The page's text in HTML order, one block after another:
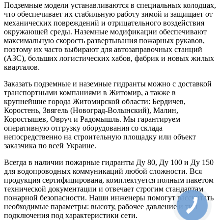
Подземные модели устанавливаются в специальных колодцах,
что обеспечивает их стабильную работу зимой и защищает от
механических повреждений и отрицательного воздействия
окружающей среды. Наземные модификации обеспечивают
максимальную скорость развертывания пожарных рукавов,
поэтому их часто выбирают для автозаправочных станций
(АЗС), больших логистических хабов, фабрик и новых жилых
кварталов.
Заказать подземные и наземные гидранты можно с доставкой
транспортными компаниями в Житомир, а также в
крупнейшие города Житомирской области: Бердичев,
Коростень, Звягель (Новоград-Волынский), Малин,
Коростышев, Овруч и Радомышль. Мы гарантируем
оперативную отгрузку оборудования со склада
непосредственно на строительную площадку или объект
заказчика по всей Украине.
Всегда в наличии пожарные гидранты Ду 80, Ду 100 и Ду 150
для водопроводных коммуникаций любой сложности. Вся
продукция сертифицирована, комплектуется полным пакетом
технической документации и отвечает строгим стандартам
пожарной безопасности. Наши инженеры помогут рассчитать
необходимые параметры: высоту, рабочее давление и тип
подключения под характеристики сети.